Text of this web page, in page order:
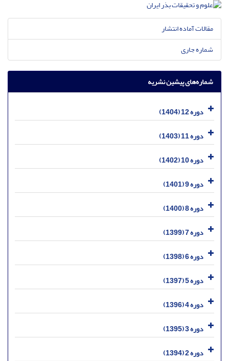
مقالات آماده انتشار
شماره جاری
شماره‌های پیشین نشریه
دوره 12 (1404)
دوره 11 (1403)
دوره 10 (1402)
دوره 9 (1401)
دوره 8 (1400)
دوره 7 (1399)
دوره 6 (1398)
دوره 5 (1397)
دوره 4 (1396)
دوره 3 (1395)
دوره 2 (1394)